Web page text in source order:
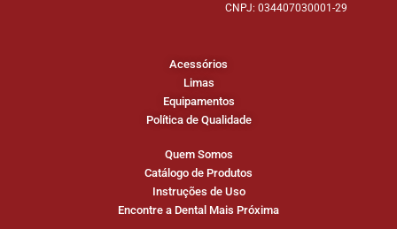
CNPJ: 034407030001-29
Acessórios
Limas
Equipamentos
Política de Qualidade
Quem Somos
Catálogo de Produtos
Instruções de Uso
Encontre a Dental Mais Próxima